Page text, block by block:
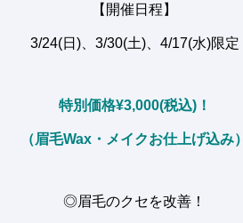
【開催日程】
3/24(日)、3/30(土)、4/17(水)限定
特別価格¥3,000(税込)！
（眉毛Wax・メイクお仕上げ込み）
◎眉毛のクセを改善！